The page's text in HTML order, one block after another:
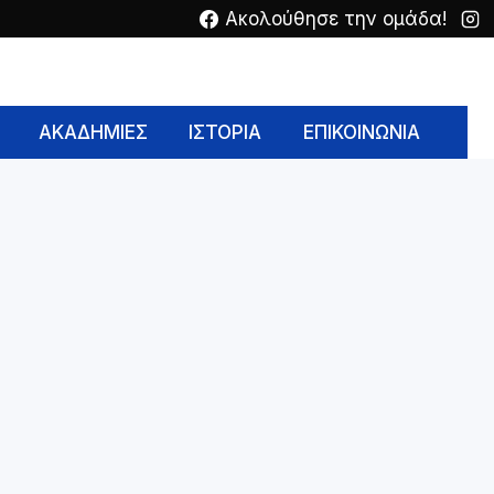
Ακολούθησε την ομάδα!
ΑΚΑΔΗΜΙΕΣ ΙΣΤΟΡΙΑ ΕΠΙΚΟΙΝΩΝΙΑ